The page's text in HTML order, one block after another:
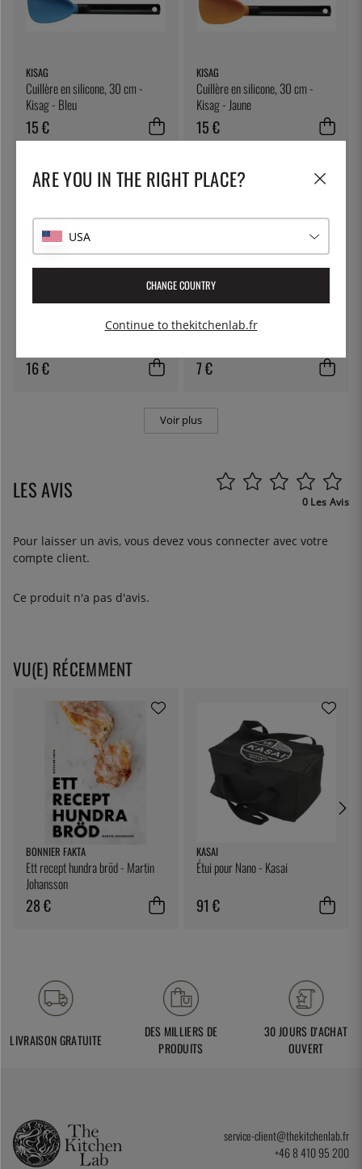
KISAG
Cuillère en silicone, 30 cm -
Kisag - Bleu
15 €
KISAG
Cuillère en silicone, 30 cm -
Kisag - Jaune
15 €
Spatule wok, 35 cm - Östlin
16 €
Cuillère gastro / cuillère de
7 €
Voir plus
LES AVIS 0 Les Avis
Pour laisser un avis, vous devez vous connecter avec votre
compte client.
Ce produit n'a pas d'avis.
VU(E) RÉCEMMENT
BONNIER FAKTA
Ett recept hundra bröd - Martin
Johansson
28 €
KASAI
Étui pour Nano - Kasai
91 €
LIVRAISON GRATUITE
DES MILLIERS DE
PRODUITS
30 JOURS D'ACHAT
OUVERT
service-client@thekitchenlab.fr
+46 8 410 95 200
ARE YOU IN THE RIGHT PLACE?
USA
CHANGE COUNTRY
Continue to thekitchenlab.fr